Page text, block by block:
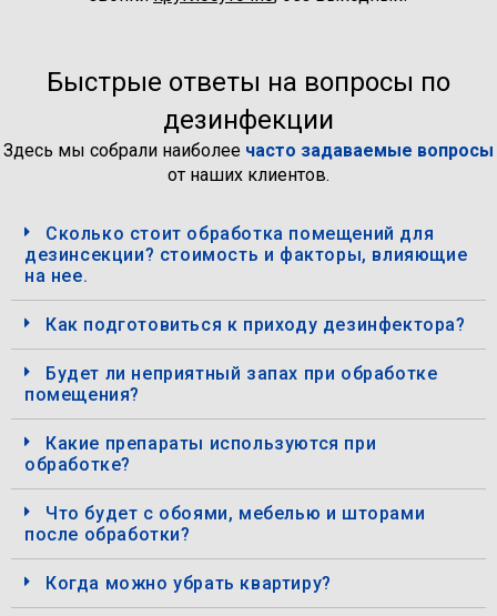
Быстрые ответы на вопросы по
дезинфекции
Здесь мы собрали наиболее часто задаваемые вопросы
от наших клиентов.
Сколько стоит обработка помещений для
дезинсекции? стоимость и факторы, влияющие
на нее.
Как подготовиться к приходу дезинфектора?
Будет ли неприятный запах при обработке
помещения?
Какие препараты используются при
обработке?
Что будет с обоями, мебелью и шторами
после обработки?
Когда можно убрать квартиру?